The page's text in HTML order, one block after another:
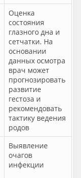
Оценка
состояния
глазного дна и
сетчатки. На
основании
данных осмотра
врач может
прогнозировать
развитие
гестоза и
рекомендовать
тактику ведения
родов
Выявление
очагов
инфекции